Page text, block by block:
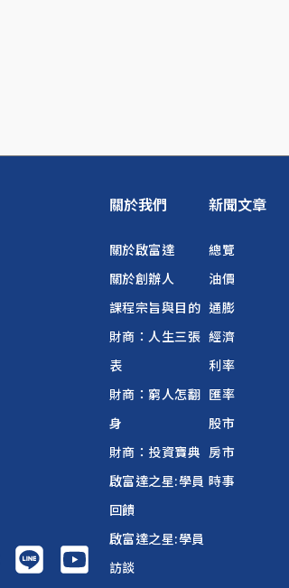
關於我們
關於啟富達
關於創辦人
課程宗旨與目的
財商：人生三張
表
財商：窮人怎翻
身
財商：投資寶典
啟富達之星:學員
回饋
啟富達之星:學員
訪談
新聞文章
總覽
油價
通膨
經濟
利率
匯率
股市
房市
時事